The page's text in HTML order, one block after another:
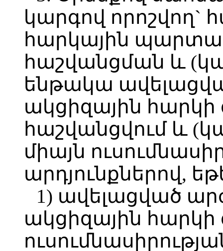
կարգով որոշվող`
հարկային
հաշվանցման և
ենթակա
ակցիզային հարկի
հաշվանցվում և
միայն
արդյունքներով,
1) ավելացված
ակցիզային